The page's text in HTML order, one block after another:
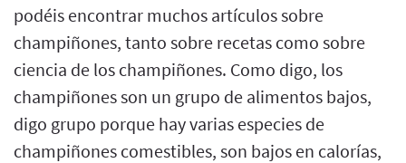
podéis encontrar muchos artículos sobre
champiñones, tanto sobre recetas como sobre
ciencia de los champiñones. Como digo, los
champiñones son un grupo de alimentos bajos,
digo grupo porque hay varias especies de
champiñones comestibles, son bajos en calorías,